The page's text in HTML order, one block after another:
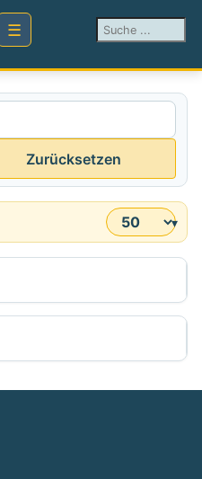
Suchen ...
Zurücksetzen